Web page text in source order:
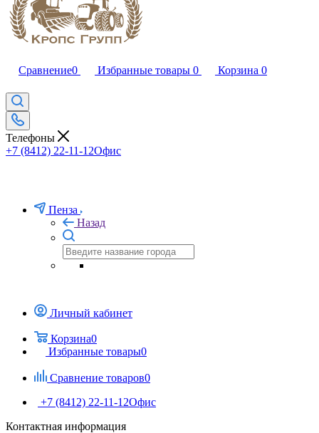
Сравнение0 Избранные товары 0 Корзина 0
Телефоны
+7 (8412) 22-11-12Офис
Пенза
Назад
Личный кабинет
Корзина0
Избранные товары0
Сравнение товаров0
+7 (8412) 22-11-12Офис
Контактная информация